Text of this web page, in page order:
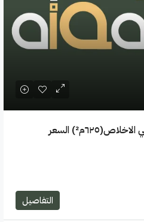
أرض للبيع في كربلاء-حي الاخلاص(٦٢٥م²) السعر
التفاصيل